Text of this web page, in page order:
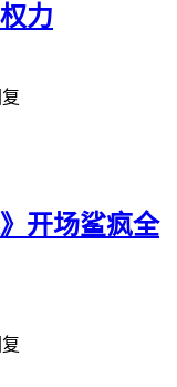
力
开场鲨疯全